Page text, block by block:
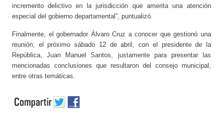
incremento delictivo en la jurisdicción que amerita una atención
especial del gobierno departamental”, puntualizó.
Finalmente, el gobernador Álvaro Cruz a conocer que gestionó una
reunión, el próximo sábado 12 de abril, con el presidente de la
República, Juan Manuel Santos, justamente para presentar las
mencionadas conclusiones que resultaron del consejo municipal,
entre otras temáticas.